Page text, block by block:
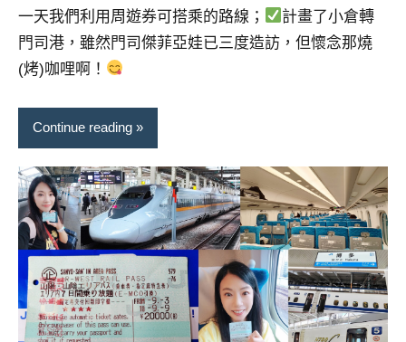
一天我們利用周遊券可搭乘的路線；
計畫了小倉轉
門司港，雖然門司傑菲亞娃已三度造訪，但懷念那燒
(烤)咖哩啊！
Continue reading